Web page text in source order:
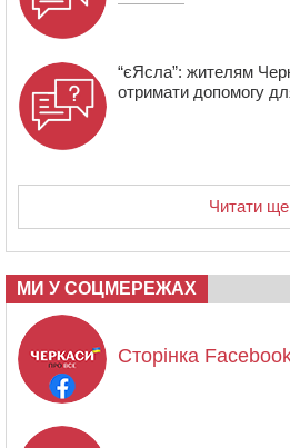
“єЯсла”: жителям
отримати допомогу
Читати ще
МИ У СОЦМЕРЕЖАХ
Сторінка